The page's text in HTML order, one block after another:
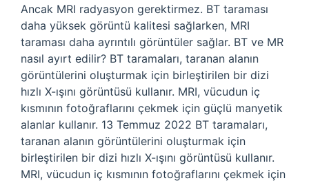
Ancak MRI radyasyon gerektirmez. BT taraması
daha yüksek görüntü kalitesi sağlarken, MRI
taraması daha ayrıntılı görüntüler sağlar. BT ve MR
nasıl ayırt edilir? BT taramaları, taranan alanın
görüntülerini oluşturmak için birleştirilen bir dizi
hızlı X-ışını görüntüsü kullanır. MRI, vücudun iç
kısmının fotoğraflarını çekmek için güçlü manyetik
alanlar kullanır. 13 Temmuz 2022 BT taramaları,
taranan alanın görüntülerini oluşturmak için
birleştirilen bir dizi hızlı X-ışını görüntüsü kullanır.
MRI, vücudun iç kısmının fotoğraflarını çekmek için